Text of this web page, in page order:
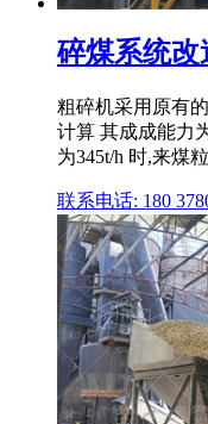
碎煤系统改
粗碎机采用原有
计算 其成成能力
为345t/h 时,来煤
联系电话: 180